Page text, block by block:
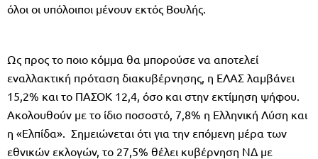
όλοι οι υπόλοιποι μένουν εκτός Βουλής.
Ως προς το ποιο κόμμα θα μπορούσε να αποτελεί
εναλλακτική πρόταση διακυβέρνησης, η ΕΛΑΣ λαμβάνει
15,2% και το ΠΑΣΟΚ 12,4, όσο και στην εκτίμηση ψήφου.
Ακολουθούν με το ίδιο ποσοστό, 7,8% η Ελληνική Λύση και
η «Ελπίδα». Σημειώνεται ότι για την επόμενη μέρα των
εθνικών εκλογών, το 27,5% θέλει κυβέρνηση ΝΔ με